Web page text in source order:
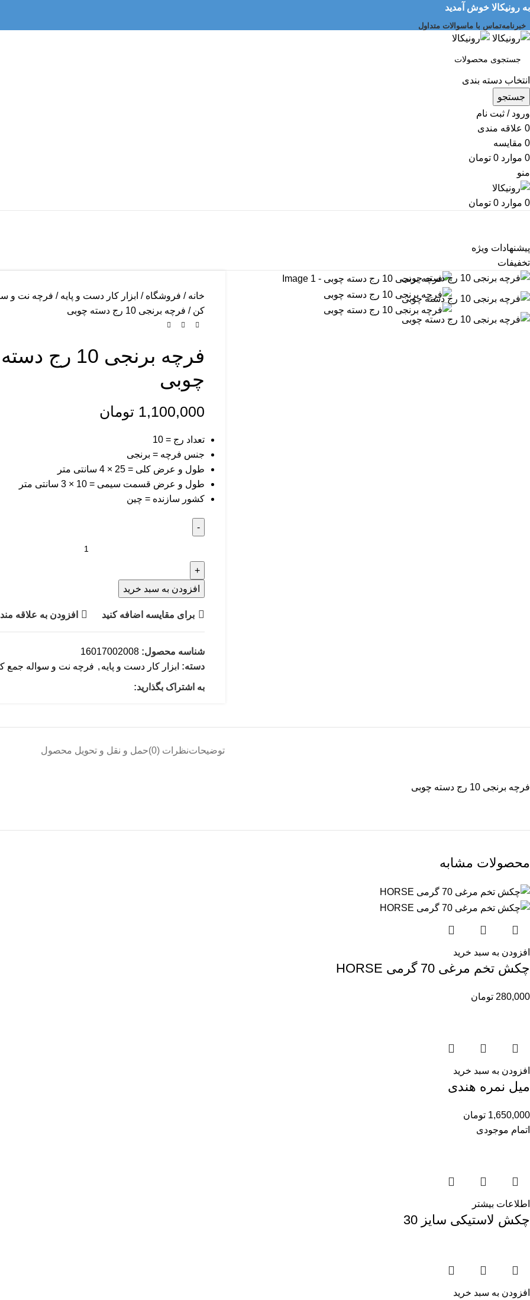
به رونیکالا خوش آمدید
خبرنامهتماس با ماسوالات متداول
انتخاب دسته بندی
جستجو
ورود / ثبت نام
0 علاقه مندی
0 مقایسه
0 موارد 0 تومان
منو
0 موارد 0 تومان
پیشنهادات ویژه
تخفیفات
خانه فروشگاه ابزار کار دست و پایه فرچه نت و
کن فرچه برنجی 10 رج دسته چوبی
فرچه برنجی 10 رج دسته
چوبی
1,100,000 تومان
تعداد رج = 10
جنس فرچه = برنجی
طول و عرض کلی = 25 × 4 سانتی متر
طول و عرض قسمت سیمی = 10 × 3 سانتی متر
کشور سازنده = چین
افزودن به سبد خرید
برای مقایسه اضافه کنید افزودن به علاقه
شناسه محصول:16017002008
دسته: ابزار کار دست و پایه , فرچه نت و سواله جمع
به اشتراک بگذارید:
توضیحاتنظرات (0) حمل و نقل و تحویل محصول
فرچه برنجی 10 رج دسته چوبی
محصولات مشابه
افزودن به سبد خرید
چکش تخم مرغی 70 گرمی HORSE
280,000 تومان
افزودن به سبد خرید
میل نمره هندی
1,650,000 تومان
اتمام موجودی
اطلاعات بیشتر
چکش لاستیکی سایز 30
افزودن به سبد خرید